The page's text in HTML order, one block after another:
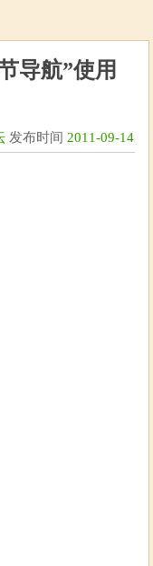
导航”使用
发布时间 2011-09-14